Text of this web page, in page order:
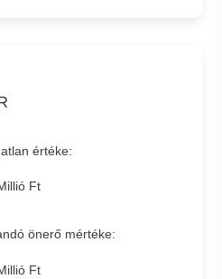
értéke:
Ft
önerő mértéke:
Ft